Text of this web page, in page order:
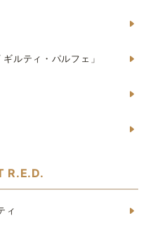
ルティ・パルフェ」
R.E.D.
ィ